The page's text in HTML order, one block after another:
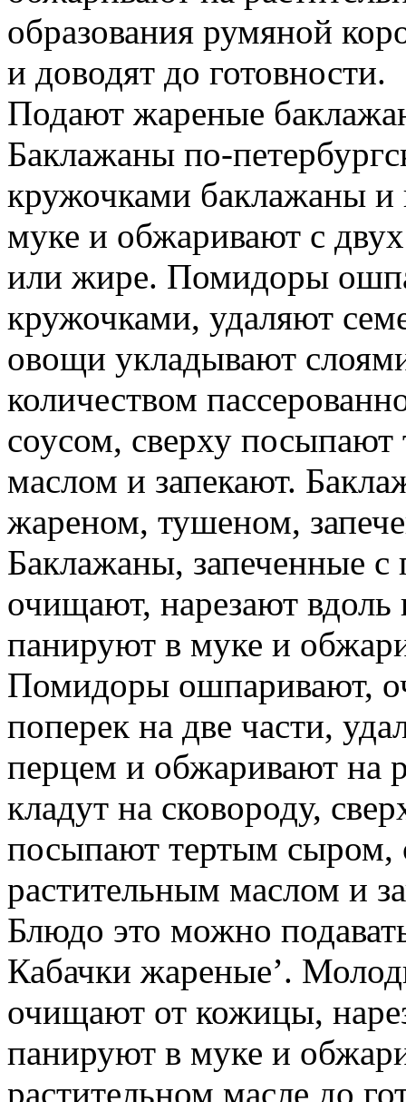
образования румяной
и доводят до готовности.
Подают жареные
Баклажаны по-
кружочками баклажаны и
муке и обжаривают с
или жире. Помидоры
кружочками, удаляют
овощи укладывают
количеством
соусом, сверху
маслом и запекают.
жареном, тушеном,
Баклажаны, запеченные
очищают, нарезают
панируют в муке и
Помидоры ошпаривают,
поперек на две части,
перцем и обжаривают на
кладут на сковороду,
посыпают тертым сыром,
растительным маслом и
Блюдо это можно
Кабачки жареные’.
очищают от кожицы,
панируют в муке и
растительном масле до